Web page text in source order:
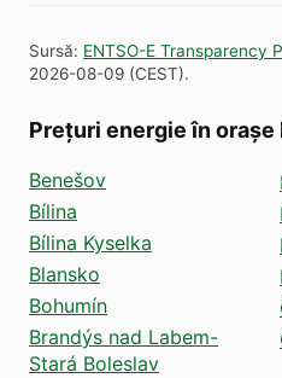
Sursă: ENTSO-E Transparency
2026-08-09 (CEST).
Prețuri energie în orașe
Benešov
Bílina
Bílina Kyselka
Blansko
Bohumín
Brandýs nad Labem-
Stará Boleslav